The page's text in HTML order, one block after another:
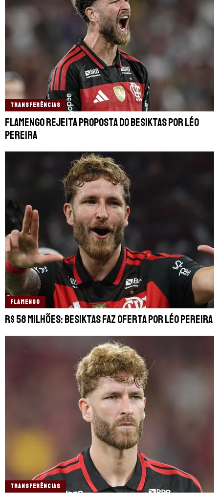
TRANSFERÊNCIAS
Flamengo rejeita proposta do Besiktas por Léo
Pereira
FLAMENGO
R$ 58 milhões: Besiktas faz oferta por Léo Pereira
TRANSFERÊNCIAS